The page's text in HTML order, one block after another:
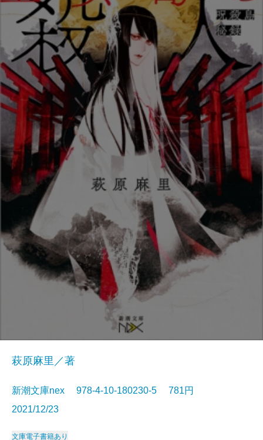
萩原麻里／著
新潮文庫nex 978-4-10-180230-5 781円
2021/12/23
文庫電子書籍あり